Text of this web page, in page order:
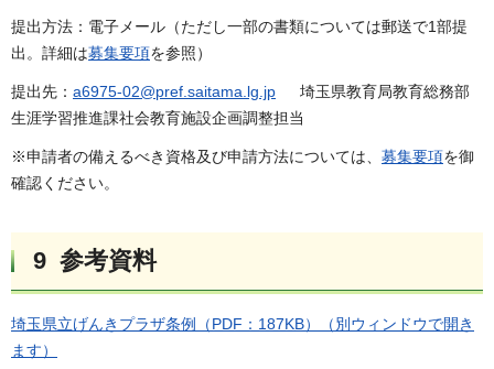
提出方法：電子メール（ただし一部の書類については郵送で1部提
出。詳細は募集要項を参照）
提出先： a6975-02@pref.saitama.lg.jp 埼玉県教育局教育総務部
生涯学習推進課社会教育施設企画調整担当
※申請者の備えるべき資格及び申請方法については、 募集要項を御
確認ください。
9 参考資料
埼玉県立げんきプラザ条例（PDF：187KB）（別ウィンドウで開き
ます）